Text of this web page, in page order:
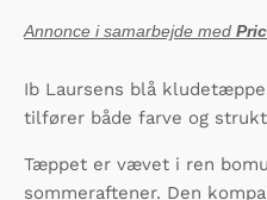
Annonce i samarbejde med
Ib Laursens blå
tilfører både farve og
Tæppet er vævet i ren
sommeraftener. Den